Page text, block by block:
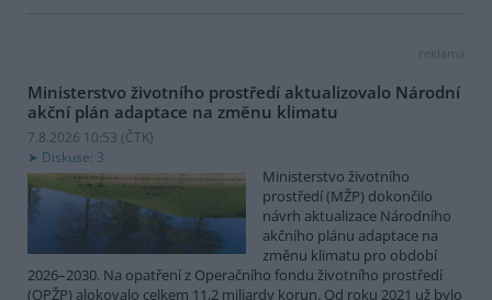
reklama
Ministerstvo životního prostředí aktualizovalo Národní
akční plán adaptace na změnu klimatu
7.8.2026 10:53 (ČTK)
Diskuse: 3
Ministerstvo životního
prostředí (MŽP) dokončilo
návrh aktualizace Národního
akčního plánu adaptace na
změnu klimatu pro období
2026–2030. Na opatření z Operačního fondu životního prostředí
(OPŽP) alokovalo celkem 11,2 miliardy korun. Od roku 2021 už bylo